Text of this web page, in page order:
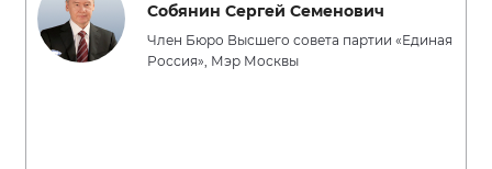
Собянин Сергей Семенович
Член Бюро Высшего совета партии «Единая
Россия», Мэр Москвы